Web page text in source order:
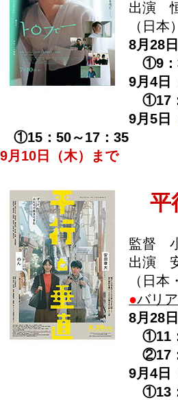
出演
（日本）
8月28
①9：
9月4日
①17
9月5日
①15：50～17：35
9月10日（木）まで
平
監督
出演
（日本
●バリ
8月28
①11
②17
9月4日
①13